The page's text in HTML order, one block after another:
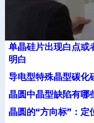
单晶硅片出现白点或
明白
导电型特殊晶型碳化
晶圆中晶型缺陷有哪
晶圆的“方向标”：定